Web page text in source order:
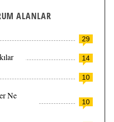
ALANLAR
29
14
10
10
Ne